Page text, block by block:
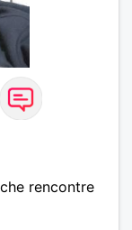
rencontre